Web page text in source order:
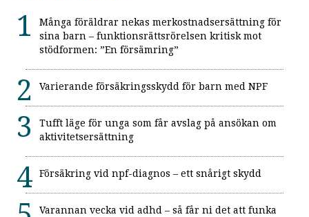
Många föräldrar nekas merkostnadsersättning för
sina barn – funktionsrättsrörelsen kritisk mot
stödformen: ”En försämring”
Varierande försäkringsskydd för barn med NPF
Tufft läge för unga som får avslag på ansökan om
aktivitetsersättning
Försäkring vid npf-diagnos – ett snårigt skydd
Varannan vecka vid adhd – så får ni det att funka